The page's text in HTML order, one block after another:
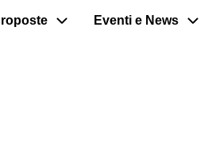
Eventi e News